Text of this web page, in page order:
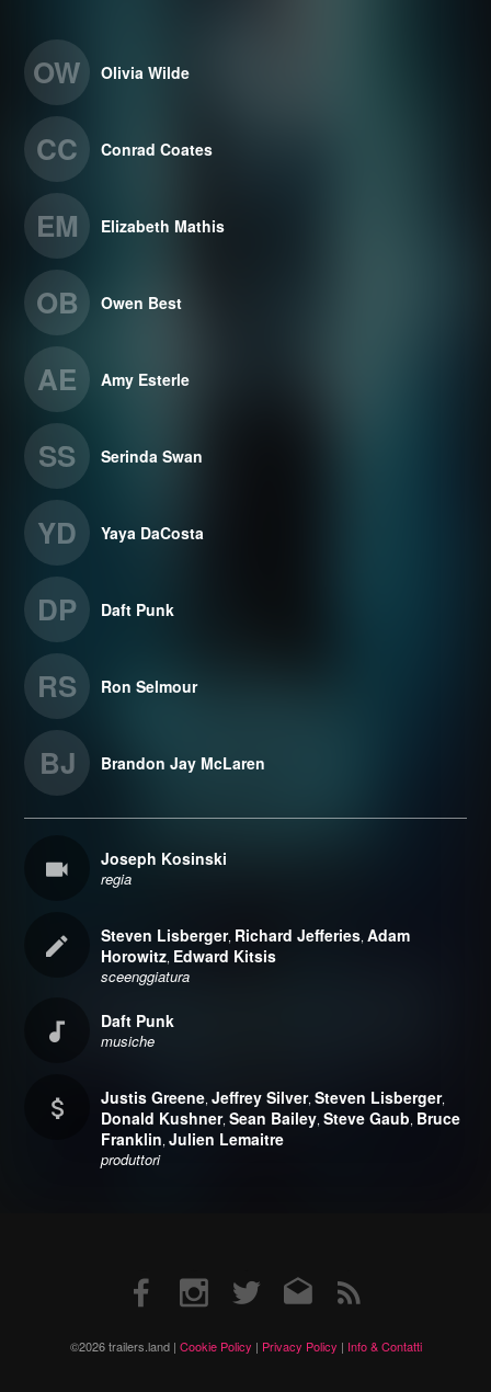
OW Olivia Wilde
CC Conrad Coates
EM Elizabeth Mathis
OB Owen Best
AE Amy Esterle
SS Serinda Swan
YD Yaya DaCosta
DP Daft Punk
RS Ron Selmour
BJ Brandon Jay McLaren
Joseph Kosinski
regia
Steven Lisberger, Richard Jefferies,Adam
Horowitz, Edward Kitsis
sceenggiatura
Daft Punk
musiche
Justis Greene,Jeffrey Silver,Steven Lisberger,
Donald Kushner,Sean Bailey,Steve Gaub, Bruce
Franklin,Julien Lemaitre
produttori
©2026 trailers.land | Cookie Policy | Privacy Policy | Info & Contatti